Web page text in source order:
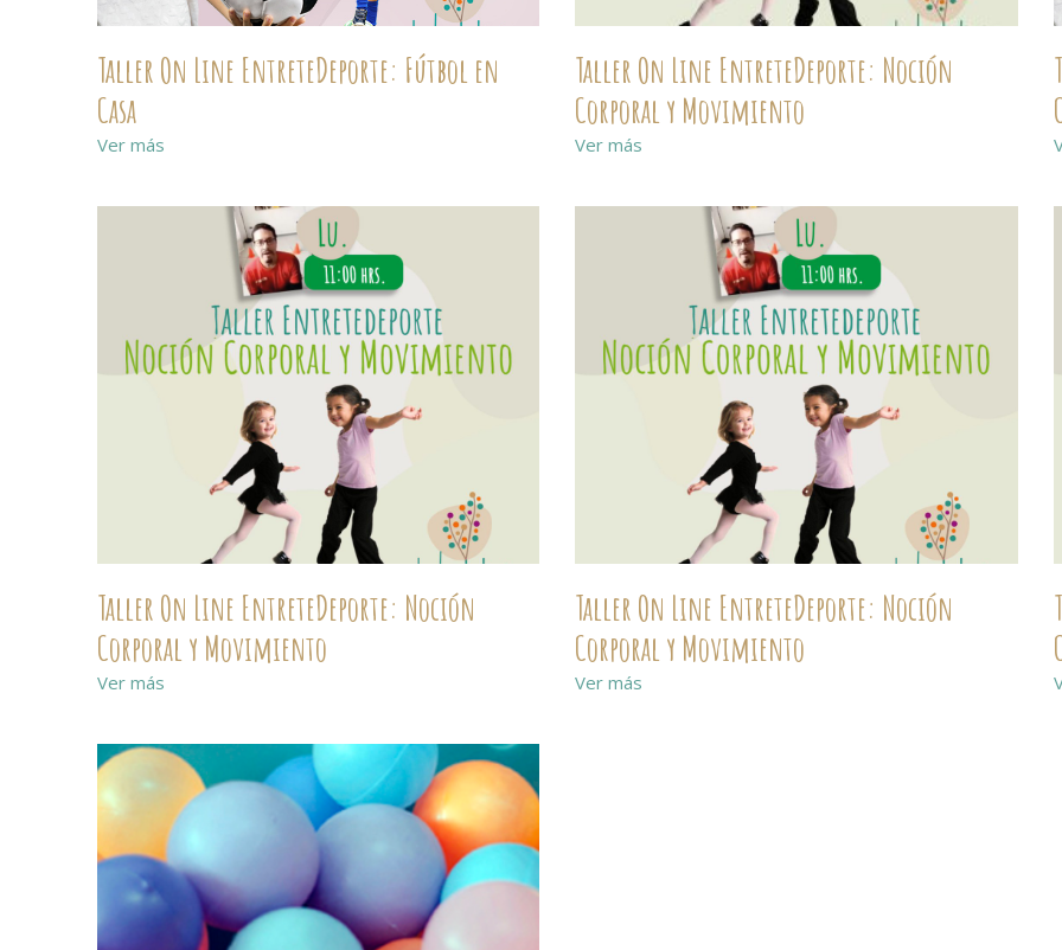
Taller On Line EntreteDeporte: Fútbol en
Casa
Ver más
Taller On Line EntreteDeporte: Noción
Corporal y Movimiento
Ver más
Taller On Line EntreteDeporte: Noción
Corporal y Movimiento
Ver más
Taller On Line EntreteDeporte: Noción
Corporal y Movimiento
Ver más